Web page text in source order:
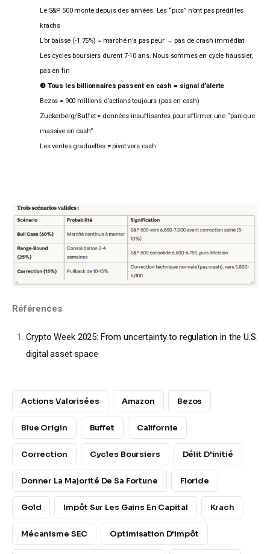
Le S&P 500 monte depuis des années. Les “pics” n’ont pas prédit les
krachs
L’or baisse (-1.75%) = marché n’a pas peur → pas de crash immédiat
Les cycles boursiers durent 7-10 ans. Nous sommes en cycle haussier,
pas en fin
❸ Tous les billionnaires passent en cash = signal d’alerte
Bezos = 900 millions d’actions toujours (pas en cash)
Zuckerberg/Buffet = données insuffisantes pour affirmer une “panique
massive en cash”
Les ventes graduelles ≠ pivot vers cash
Références
Crypto Week 2025: From uncertainty to regulation in the U.S.
digital asset space
Actions Valorisées Amazon Bezos
Blue Origin Buffet Californie
Correction Cycles Boursiers Délit D'initié
Donner La Majorité De Sa Fortune Floride
Gold Impôt Sur Les Gains En Capital Krach
Mécanisme SEC Optimisation D'impôt